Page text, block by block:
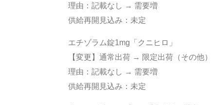
理由：記載なし → 需要増
供給再開見込み：未定
エチゾラム錠1mg「クニヒロ」
【変更】通常出荷 → 限定出荷（その他）
理由：記載なし → 需要増
供給再開見込み：未定